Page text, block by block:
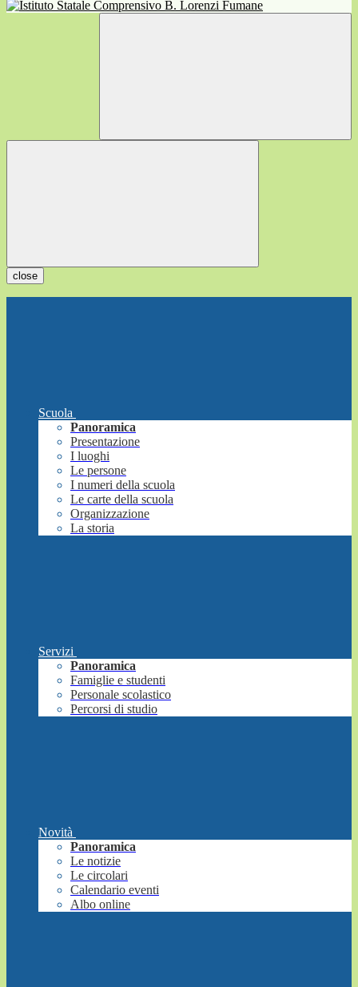
close
Scuola
Panoramica
Presentazione
I luoghi
Le persone
I numeri della scuola
Le carte della scuola
Organizzazione
La storia
Servizi
Panoramica
Famiglie e studenti
Personale scolastico
Percorsi di studio
Novità
Panoramica
Le notizie
Le circolari
Calendario eventi
Albo online